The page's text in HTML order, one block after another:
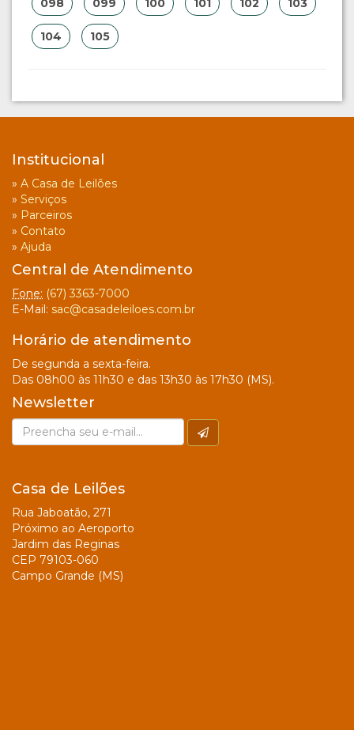
098 099 100 101 102 103
104 105
Institucional
» A Casa de Leilões
» Serviços
» Parceiros
» Contato
» Ajuda
Central de Atendimento
Fone: (67) 3363-7000
E-Mail: sac@casadeleiloes.com.br
Horário de atendimento
De segunda a sexta-feira.
Das 08h00 às 11h30 e das 13h30 às 17h30 (MS).
Newsletter
Casa de Leilões
Rua Jaboatão, 271
Próximo ao Aeroporto
Jardim das Reginas
CEP 79103-060
Campo Grande (MS)